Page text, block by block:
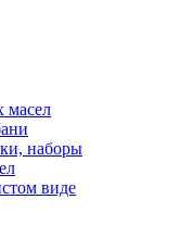
масел
наборы
виде